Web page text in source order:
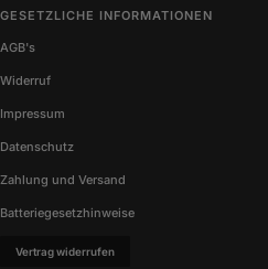
GESETZLICHE INFORMATIONEN
AGB's
Widerruf
Impressum
Datenschutz
Zahlung und Versand
Batteriegesetzhinweise
Vertrag widerrufen